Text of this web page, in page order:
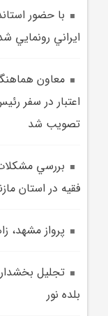
ايراني رونمايي
اعتبار در سفر
تصويب شد
بررسي
فقيه در استان
پرواز مشهد،
تجليل
بلده نور